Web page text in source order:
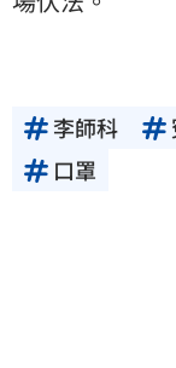
李師科
口罩